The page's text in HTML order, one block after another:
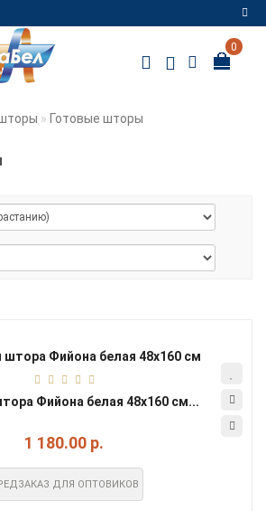
Регистрация
Сравнение
товаров0
0
Готовые шторы
Фийона белая 48х160 см...
1 180.00 р.
ДЛЯ ОПТОВИКОВ